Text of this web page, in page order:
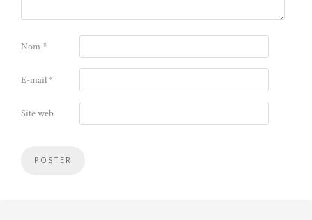
Nom*
E-mail*
Site web